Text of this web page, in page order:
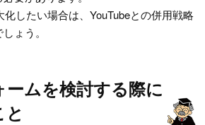
したい場合は、YouTubeとの併用戦略
ょう。
ムを検討する際に